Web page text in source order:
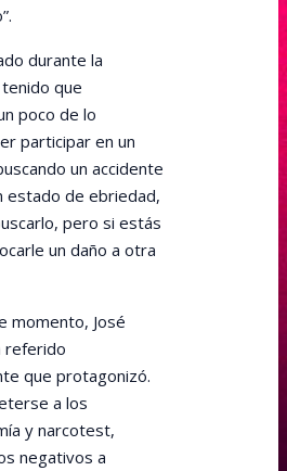
durante la
que
poco de lo
participar en un
un accidente
estado de ebriedad,
pero si estás
un daño a otra
momento, José
referido
que protagonizó.
a los
y narcotest,
negativos a